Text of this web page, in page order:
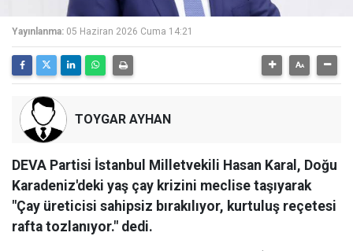
Yayınlanma: 05 Haziran 2026 Cuma 14:21
TOYGAR AYHAN
DEVA Partisi İstanbul Milletvekili Hasan Karal, Doğu
Karadeniz'deki yaş çay krizini meclise taşıyarak
"Çay üreticisi sahipsiz bırakılıyor, kurtuluş reçetesi
rafta tozlanıyor." dedi.